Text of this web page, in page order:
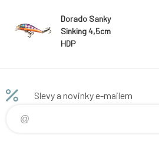
Dorado Sanky
Sinking 4,5cm
HDP
Slevy a novinky e-mailem